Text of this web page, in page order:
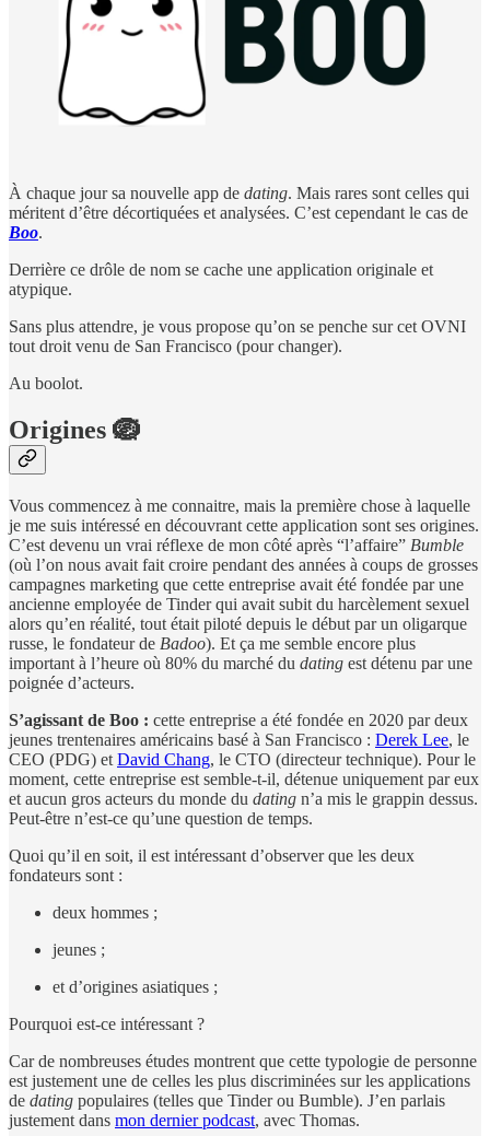
À chaque jour sa nouvelle app de dating. Mais rares sont celles qui
méritent d’être décortiquées et analysées. C’est cependant le cas de
Boo.
Derrière ce drôle de nom se cache une application originale et
atypique.
Sans plus attendre, je vous propose qu’on se penche sur cet OVNI
tout droit venu de San Francisco (pour changer).
Au boolot.
Origines 🪺
Vous commencez à me connaitre, mais la première chose à laquelle
je me suis intéressé en découvrant cette application sont ses origines.
C’est devenu un vrai réflexe de mon côté après “l’affaire” Bumble
(où l’on nous avait fait croire pendant des années à coups de grosses
campagnes marketing que cette entreprise avait été fondée par une
ancienne employée de Tinder qui avait subit du harcèlement sexuel
alors qu’en réalité, tout était piloté depuis le début par un oligarque
russe, le fondateur de Badoo). Et ça me semble encore plus
important à l’heure où 80% du marché du dating est détenu par une
poignée d’acteurs.
S’agissant de Boo : cette entreprise a été fondée en 2020 par deux
jeunes trentenaires américains basé à San Francisco : Derek Lee, le
CEO (PDG) et David Chang, le CTO (directeur technique). Pour le
moment, cette entreprise est semble-t-il, détenue uniquement par eux
et aucun gros acteurs du monde du dating n’a mis le grappin dessus.
Peut-être n’est-ce qu’une question de temps.
Quoi qu’il en soit, il est intéressant d’observer que les deux
fondateurs sont :
deux hommes ;
jeunes ;
et d’origines asiatiques ;
Pourquoi est-ce intéressant ?
Car de nombreuses études montrent que cette typologie de personne
est justement une de celles les plus discriminées sur les applications
de dating populaires (telles que Tinder ou Bumble). J’en parlais
justement dans mon dernier podcast, avec Thomas.